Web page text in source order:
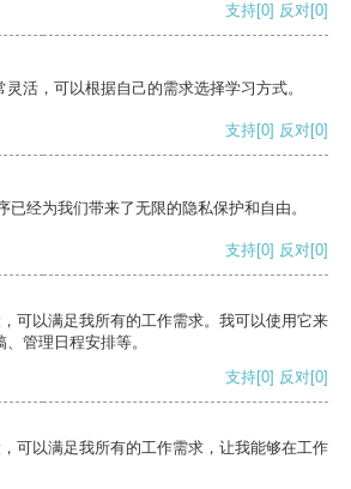
支持[0] 反对[0]
活，可以根据自己的需求选择学习方式。
支持[0] 反对[0]
已经为我们带来了无限的隐私保护和自由。
支持[0] 反对[0]
可以满足我所有的工作需求。我可以使用它来
管理日程安排等。
支持[0] 反对[0]
可以满足我所有的工作需求，让我能够在工作